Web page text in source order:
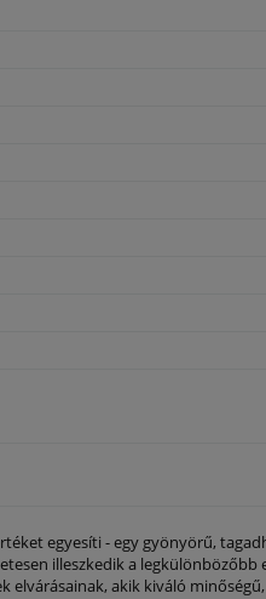
egyesíti - egy gyönyörű,
illeszkedik a legkülönbözőbb
akik kiváló